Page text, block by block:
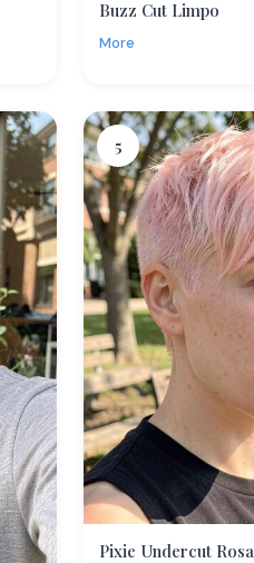
Buzz Cut Limpo
More
5
Pixie Undercut Rosa